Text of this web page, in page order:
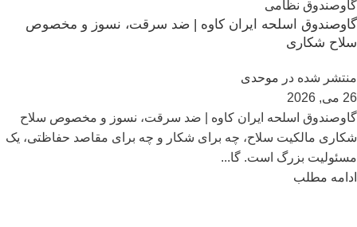
گاوصندوق نظامی
گاوصندوق اسلحه ایران کاوه | ضد سرقت، نسوز و مخصوص
سلاح شکاری
منتشر شده در موحدی
26 می, 2026
گاوصندوق اسلحه ایران کاوه | ضد سرقت، نسوز و مخصوص سلاح
شکاری مالکیت سلاح، چه برای شکار و چه برای مقاصد حفاظتی، یک
مسئولیت بزرگ است. گا...
ادامه مطلب